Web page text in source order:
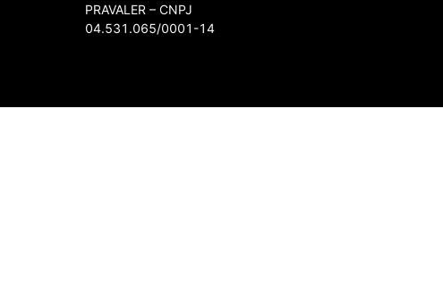
PRAVALER – CNPJ
04.531.065/0001-14